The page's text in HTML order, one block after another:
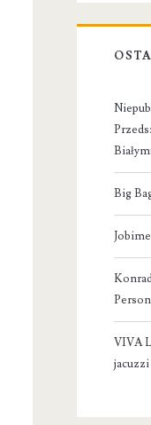
Big
VIVA
jacuzzi